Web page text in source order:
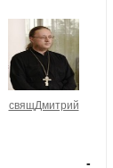
свящДмитрий
-